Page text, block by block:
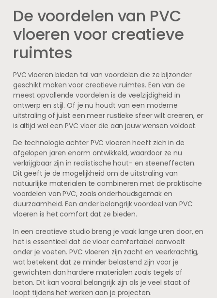
De voordelen van PVC
vloeren voor creatieve
ruimtes
PVC vloeren bieden tal van voordelen die ze bijzonder
geschikt maken voor creatieve ruimtes. Een van de
meest opvallende voordelen is de veelzijdigheid in
ontwerp en stijl. Of je nu houdt van een moderne
uitstraling of juist een meer rustieke sfeer wilt creëren, er
is altijd wel een PVC vloer die aan jouw wensen voldoet.
De technologie achter PVC vloeren heeft zich in de
afgelopen jaren enorm ontwikkeld, waardoor ze nu
verkrijgbaar zijn in realistische hout- en steeneffecten.
Dit geeft je de mogelijkheid om de uitstraling van
natuurlijke materialen te combineren met de praktische
voordelen van PVC, zoals onderhoudsgemak en
duurzaamheid. Een ander belangrijk voordeel van PVC
vloeren is het comfort dat ze bieden.
In een creatieve studio breng je vaak lange uren door, en
het is essentieel dat de vloer comfortabel aanvoelt
onder je voeten. PVC vloeren zijn zacht en veerkrachtig,
wat betekent dat ze minder belastend zijn voor je
gewrichten dan hardere materialen zoals tegels of
beton. Dit kan vooral belangrijk zijn als je veel staat of
loopt tijdens het werken aan je projecten.